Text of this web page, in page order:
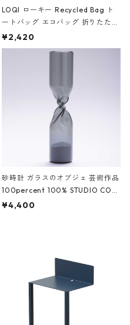
LOQI ローキー Recycled Bag ト
ートバッグ エコバッグ 折りたたみ
大きめ 撥水加工 収納ポーチ CRO
CODILE/Black クロコダイル/ブラ
¥2,420
砂時計 ガラスのオブジェ 芸術作品
100percent 100% STUDIO COH
AKU Timeless 100パーセント ス
¥4,400